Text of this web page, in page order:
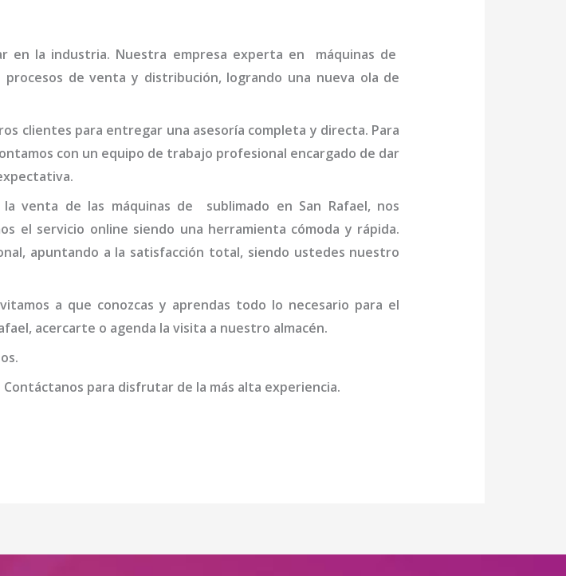
en la industria. Nuestra empresa experta en máquinas de
procesos de venta y distribución, logrando una nueva ola de
clientes para entregar una asesoría completa y directa. Para
con un equipo de trabajo profesional encargado de dar
la venta de las máquinas de sublimado en San Rafael, nos
el servicio online siendo una herramienta cómoda y rápida.
apuntando a la satisfacción total, siendo ustedes nuestro
a que conozcas y aprendas todo lo necesario para el
, acercarte o agenda la visita a nuestro almacén.
para disfrutar de la más alta experiencia.